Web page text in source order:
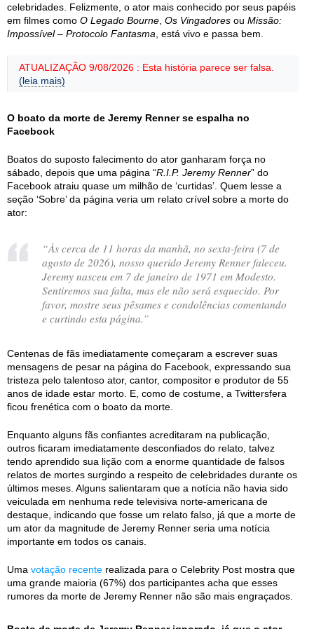
celebridades. Felizmente, o ator mais conhecido por seus papéis
em filmes como O Legado Bourne Os Vingadores ou Missão:
Impossível – Protocolo Fantasma , está vivo e passa bem.
ATUALIZAÇÃO 9/08/2026 : Esta história parece ser falsa.
(leia mais)
O boato da morte de Jeremy Renner se espalha no
Facebook
Boatos do suposto falecimento do ator ganharam força no
sábado, depois que uma página “R.I.P. Jeremy Renner” do
Facebook atraiu quase um milhão de ‘curtidas’. Quem lesse a
seção ‘Sobre’ da página veria um relato crível sobre a morte do
ator:
“Às cerca de 11 horas da manhã, no sexta-feira (7 de
agosto de 2026), nosso querido Jeremy Renner faleceu.
Jeremy nasceu em 7 de janeiro de 1971 em Modesto.
Sentiremos sua falta, mas ele não será esquecido. Por
favor, mostre seus pêsames e condolências comentando
e curtindo esta página.”
Centenas de fãs imediatamente começaram a escrever suas
mensagens de pesar na página do Facebook, expressando sua
tristeza pelo talentoso ator, cantor, compositor e produtor de 55
anos de idade estar morto. E, como de costume, a Twittersfera
ficou frenética com o boato da morte.
Enquanto alguns fãs confiantes acreditaram na publicação,
outros ficaram imediatamente desconfiados do relato, talvez
tendo aprendido sua lição com a enorme quantidade de falsos
relatos de mortes surgindo a respeito de celebridades durante os
últimos meses. Alguns salientaram que a notícia não havia sido
veiculada em nenhuma rede televisiva norte-americana de
destaque, indicando que fosse um relato falso, já que a morte de
um ator da magnitude de Jeremy Renner seria uma notícia
importante em todos os canais.
Uma votação recente realizada para o Celebrity Post mostra que
uma grande maioria (67%) dos participantes acha que esses
rumores da morte de Jeremy Renner não são mais engraçados.